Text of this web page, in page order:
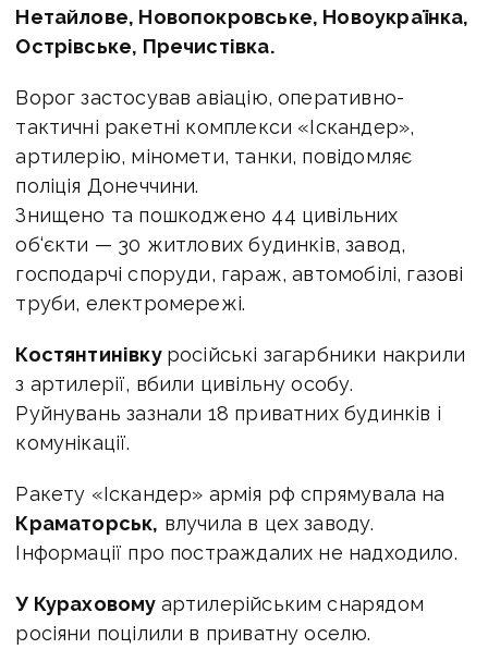
Нетайлове, Новопокровське, Новоукраїнка,
Острівське, Пречистівка.
Ворог застосував авіацію, оперативно-
тактичні ракетні комплекси «Іскандер»,
артилерію, міномети, танки, повідомляє
поліція Донеччини.
Знищено та пошкоджено 44 цивільних
об‘єкти — 30 житлових будинків, завод,
господарчі споруди, гараж, автомобілі, газові
труби, електромережі.
Костянтинівку російські загарбники накрили
з артилерії, вбили цивільну особу.
Руйнувань зазнали 18 приватних будинків і
комунікації.
Ракету «Іскандер» армія рф спрямувала на
Краматорськ, влучила в цех заводу.
Інформації про постраждалих не надходило.
У Кураховому артилерійським снарядом
росіяни поцілили в приватну оселю.